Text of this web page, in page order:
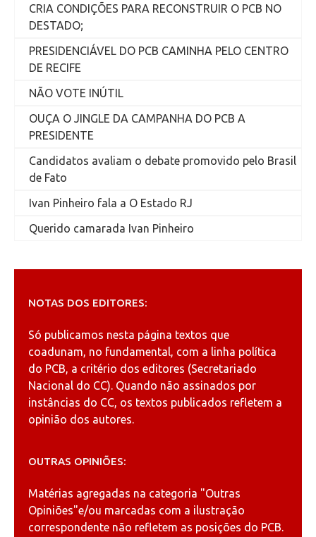
CRIA CONDIÇÕES PARA RECONSTRUIR O PCB NO
DESTADO;
PRESIDENCIÁVEL DO PCB CAMINHA PELO CENTRO
DE RECIFE
NÃO VOTE INÚTIL
OUÇA O JINGLE DA CAMPANHA DO PCB A
PRESIDENTE
Candidatos avaliam o debate promovido pelo Brasil
de Fato
Ivan Pinheiro fala a O Estado RJ
Querido camarada Ivan Pinheiro
NOTAS DOS EDITORES:
Só publicamos nesta página textos que
coadunam, no fundamental, com a linha política
do PCB, a critério dos editores (Secretariado
Nacional do CC). Quando não assinados por
instâncias do CC, os textos publicados refletem a
opinião dos autores.
OUTRAS OPINIÕES:
Matérias agregadas na categoria "Outras
Opiniões"e/ou marcadas com a ilustração
correspondente não refletem as posições do PCB.